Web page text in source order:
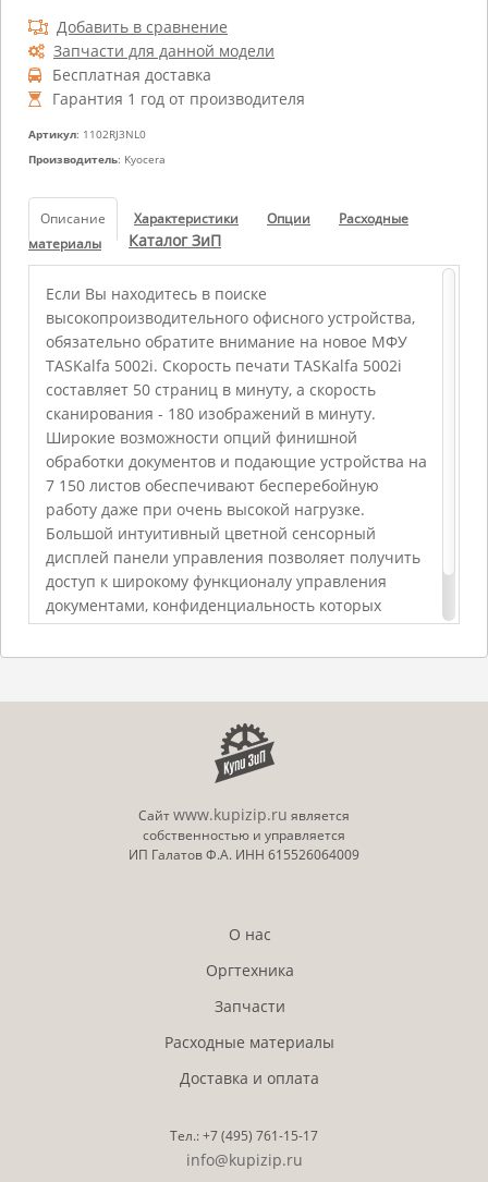
Добавить в сравнение
Запчасти для данной модели
Бесплатная доставка
Гарантия 1 год от производителя
Артикул: 1102RJ3NL0
Производитель: Kyocera
Описание Характеристики Опции
Расходные
материалы
Каталог ЗиП
Если Вы находитесь в поиске
высокопроизводительного офисного устройства,
обязательно обратите внимание на новое МФУ
TASKalfa 5002i. Скорость печати TASKalfa 5002i
составляет 50 страниц в минуту, а скорость
сканирования - 180 изображений в минуту.
Широкие возможности опций финишной
обработки документов и подающие устройства на
7 150 листов обеспечивают бесперебойную
работу даже при очень высокой нагрузке.
Большой интуитивный цветной сенсорный
дисплей панели управления позволяет получить
доступ к широкому функционалу управления
документами, конфиденциальность которых
надежно защищена благодаря функциям
обеспечения комплексной безопасности.
Сайтwww.kupizip.ru является
собственностью и управляется
ИП Галатов Ф.А. ИНН 615526064009
О нас
Оргтехника
Запчасти
Расходные материалы
Доставка и оплата
Тел.:+7 (495) 761-15-17
info@kupizip.ru